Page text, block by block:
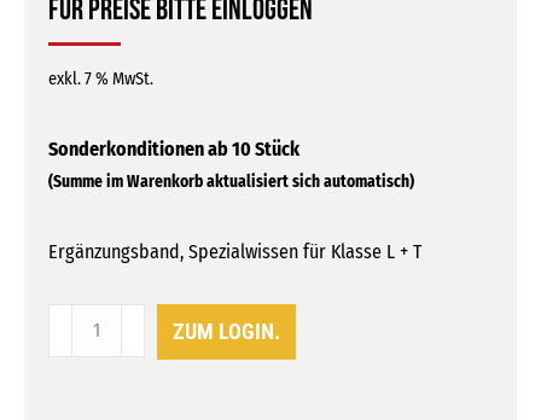
Für Preise bitte einloggen
basierend
Kundenbewertung
exkl. 7 % MwSt.
Ergänzungsband, Spezialwissen für Klasse L + T
Lehrbuch
ZUM LOGIN.